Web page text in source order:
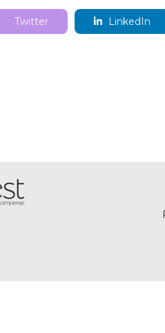
Twitter LinkedIn